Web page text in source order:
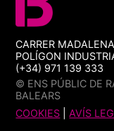
CARRER
POLÍGON
(+34) 971 139 333
© ENS PÚBLIC DE
BALEARS
COOKIES |AVÍS